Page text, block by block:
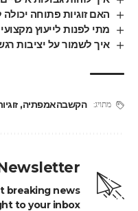
האם זוגיות פתוחה
מתי לפנות לייעוץ
איך לשמור על יציבות
מתויג: הקשבהאמפתיה,
breaking news
to your inbox.